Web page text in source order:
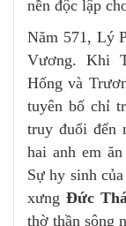
nền độc lập
Năm 571, Lý
Vương. Khi
Hống và
tuyên bố chỉ
truy đuổi đến
hai anh em
Sự hy sinh
xưng Đức
thờ thần sông